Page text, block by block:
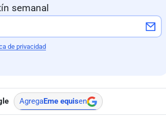
semanal
de privacidad
AgregaEme equisen